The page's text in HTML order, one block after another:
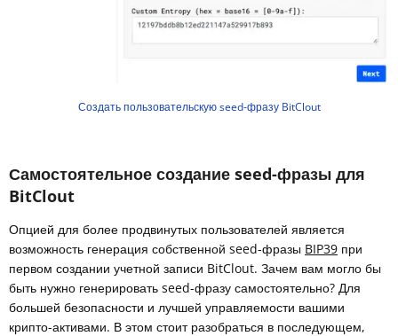
Создать пользовательскую seed-фразу BitClout
Самостоятельное создание seed-фразы для
BitClout
Опцией для более продвинутых пользователей является
возможность генерация собственной seed-фразы BIP39 при
первом создании учетной записи BitClout. Зачем вам могло бы
быть нужно генерировать seed-фразу самостоятельно? Для
большей безопасности и лучшей управляемости вашими
крипто-активами. В этом стоит разобраться в последующем,